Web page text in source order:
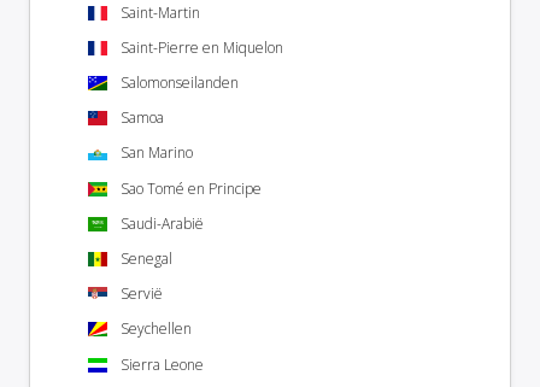
Saint-Martin
Saint-Pierre en Miquelon
Salomonseilanden
Samoa
San Marino
Sao Tomé en Principe
Saudi-Arabië
Senegal
Servië
Seychellen
Sierra Leone